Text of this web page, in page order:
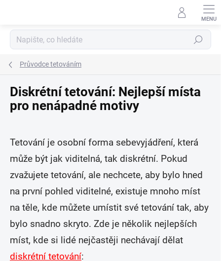
Hledat
Průvodce tetováním
Diskrétní tetování: Nejlepší místa
pro nenápadné motivy
Tetování je osobní forma sebevyjádření, která
může být jak viditelná, tak diskrétní. Pokud
zvažujete tetování, ale nechcete, aby bylo hned
na první pohled viditelné, existuje mnoho míst
na těle, kde můžete umístit své tetování tak, aby
bylo snadno skryto. Zde je několik nejlepších
míst, kde si lidé nejčastěji nechávají dělat
diskrétní tetování: